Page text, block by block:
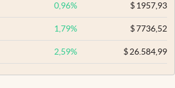
0,96% $1957,93
1,79% $7736,52
2,59% $26.584,99